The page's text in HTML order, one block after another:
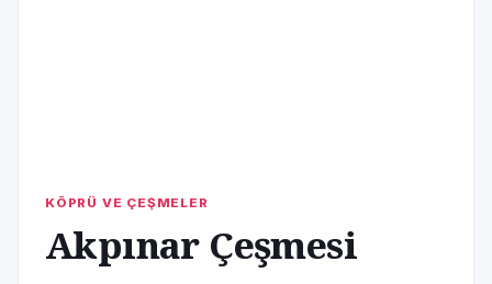
KÖPRÜ VE ÇEŞMELER
Akpınar Çeşmesi